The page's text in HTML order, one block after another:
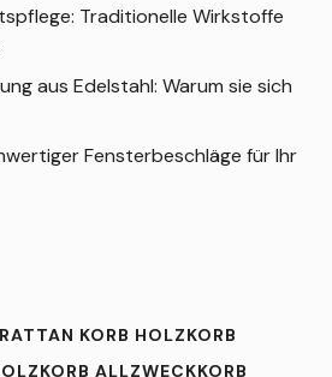
Traditionelle Wirkstoffe
aus Edelstahl: Warum sie sich
Fensterbeschläge für Ihr
KORB HOLZKORB
ALLZWECKKORB